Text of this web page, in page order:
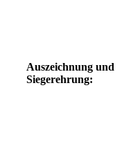
Auszeichnung und
Siegerehrung: